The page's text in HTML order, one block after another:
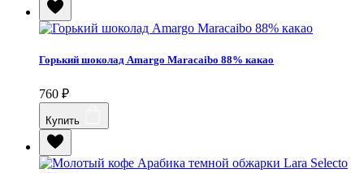
Горький шоколад Amargo Maracaibo 88% какао
760 ₽
Купить